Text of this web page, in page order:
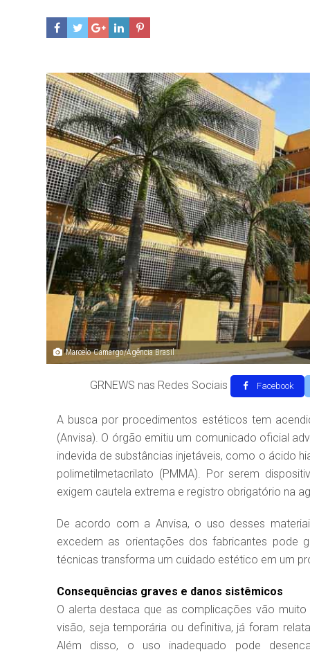
Marcelo Camargo/Agência Brasil
GRNEWS nas Redes Sociais Facebook
A busca por procedimentos estéticos tem
(Anvisa). O órgão emitiu um comunicado oficial
indevida de substâncias injetáveis, como o ácido
polimetilmetacrilato (PMMA). Por serem
exigem cautela extrema e registro obrigatório na
De acordo com a Anvisa, o uso desses
excedem as orientações dos fabricantes pode
técnicas transforma um cuidado estético em um
Consequências graves e danos sistêmicos
O alerta destaca que as complicações vão
visão, seja temporária ou definitiva, já foram
Além disso, o uso inadequado pode